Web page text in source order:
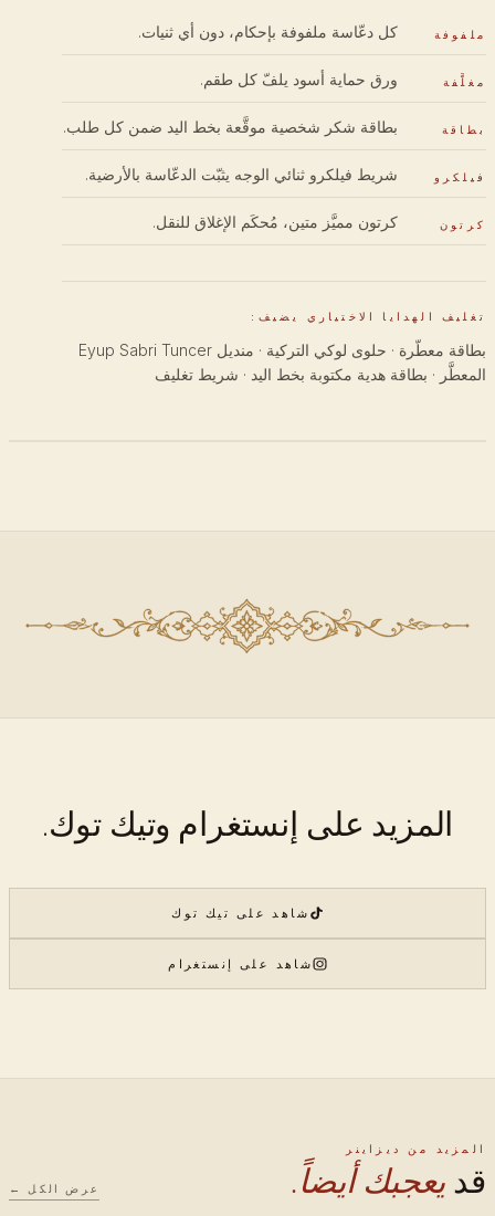
ملفوفة كل دعّاسة ملفوفة بإحكام، دون أي ثنيات.
مغلَّفة ورق حماية أسود يلفّ كل طقم.
بطاقة بطاقة شكر شخصية موقَّعة بخط اليد ضمن كل طلب.
فيلكرو شريط فيلكرو ثنائي الوجه يثبّت الدعّاسة بالأرضية.
كرتون كرتون مميَّز متين، مُحكَم الإغلاق للنقل.
تغليف الهدايا الاختياري يضيف:
بطاقة معطّرة · حلوى لوكي التركية · منديل Eyup Sabri Tuncer
المعطَّر · بطاقة هدية مكتوبة بخط اليد · شريط تغليف
المزيد على إنستغرام وتيك توك.
شاهد على تيك توك
شاهد على إنستغرام
المزيد من ديزاينر
قد يعجبك أيضاً. عرض الكل ←